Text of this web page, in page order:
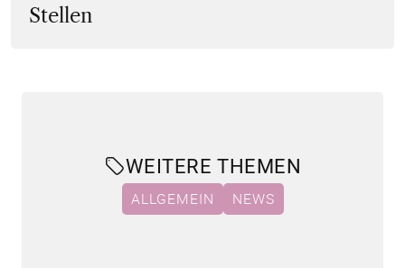
Stellen
WEITERE THEMEN
ALLGEMEIN NEWS